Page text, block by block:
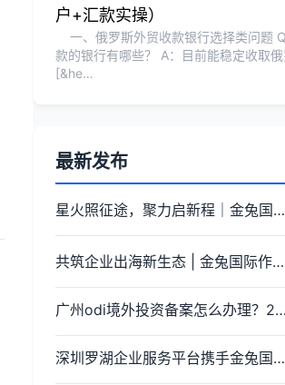
户+汇款实操）
一、俄罗斯外贸收款银行选择类问题
款的银行有哪些？ A：目前能稳定收取
[&he…
最新发布
星火照征途，聚力启新程｜金兔国际井冈山红色研学团建圆满收官
共筑企业出海新生态 | 金兔国际作为代表单位亮相宝安区出海服务中心揭牌仪式
广州odi境外投资备案怎么办理？2026年最新流程详解
深圳罗湖企业服务平台携手金兔国际ODI备案专家,共建跨境出海全链条服务新生态